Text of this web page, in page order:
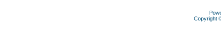
Copyright